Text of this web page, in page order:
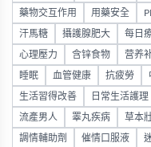
藥物交互作用 用藥安全
汗馬糖 攝護腺肥大 每日
心理壓力 含锌食物 营养
睡眠 血管健康 抗疲勞
生活習得改善 日常生活護理
流產男人 睪丸疾病 草本
調情輔助劑 催情口服液